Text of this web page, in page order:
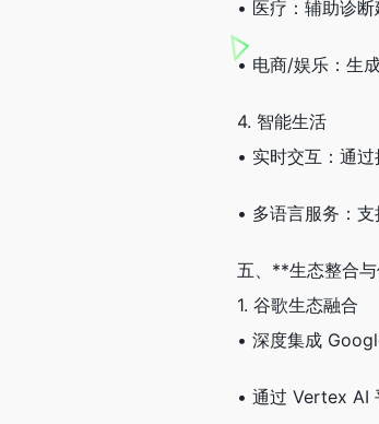
• 医疗：辅助诊
• 电商/娱乐：生
4. 智能生活
• 实时交互：通
• 多语言服务：
五、**生态整合
1. 谷歌生态融合
• 深度集成
• 通过 Vertex AI